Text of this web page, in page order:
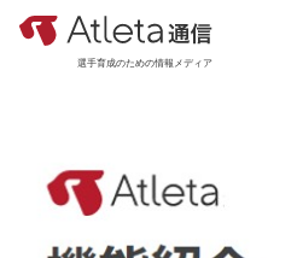
選手育成のための情報メディア
お問い合わせ